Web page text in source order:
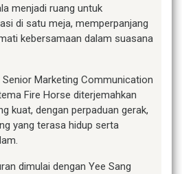
menjadi ruang untuk
di satu meja, memperpanjang
kebersamaan dalam suasana
Marketing Communication
Fire Horse diterjemahkan
kuat, dengan perpaduan gerak,
yang terasa hidup serta
dimulai dengan Yee Sang